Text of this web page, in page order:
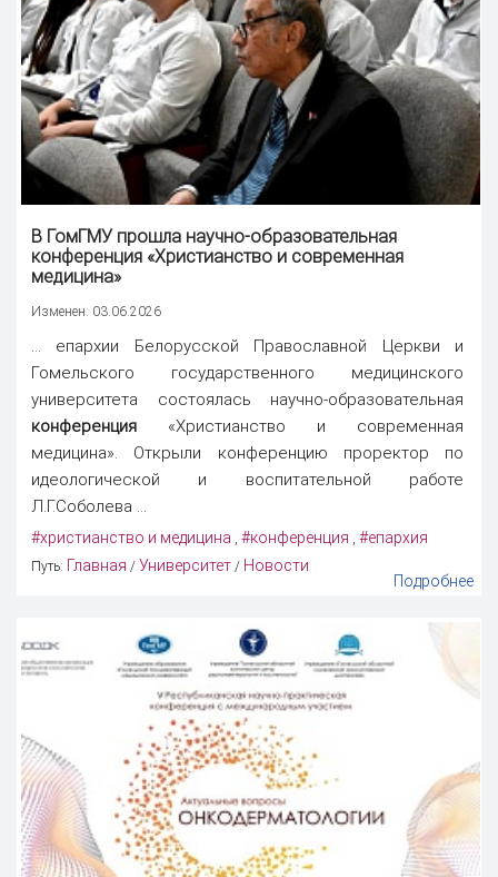
В ГомГМУ прошла научно-образовательная
конференция «Христианство и современная
медицина»
Изменен: 03.06.2026
... епархии Белорусской Православной Церкви и
Гомельского государственного медицинского
университета состоялась научно-образовательная
конференция «Христианство и современная
медицина». Открыли конференцию проректор по
идеологической и воспитательной работе
Л.Г.Соболева ...
#христианство и медицина , #конференция , #епархия
Путь: Главная / Университет / Новости
Подробнее